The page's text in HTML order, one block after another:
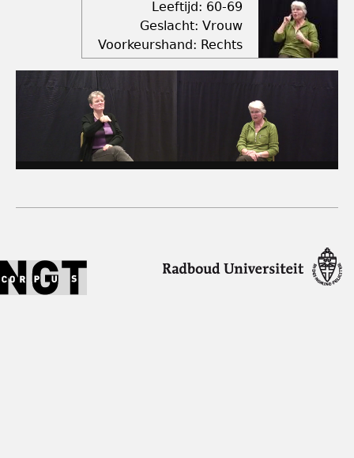
Leeftijd: 60-69
Geslacht: Vrouw
Voorkeurshand: Rechts